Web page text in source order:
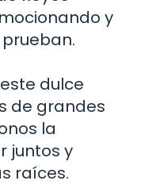
y
dulce
de grandes
la
juntos y
raíces.